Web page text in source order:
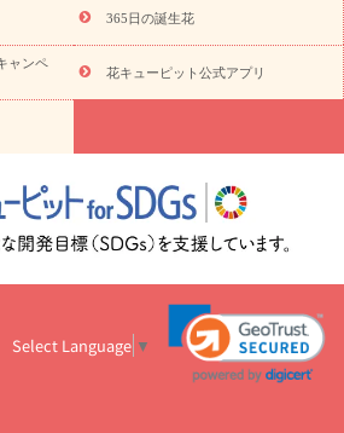
トルコキキョウ
円～ お祝い・4000円～
お祝い・
円～ お祝い・ 10000円～
お供え・お
いのマナー
お祝いを贈るときのマナー・
のお祝いコラム一覧
誕生日のお花を「色
結婚祝いの予算相場
出産祝いお役立ち情
ラム お祝い花のマナー総まとめ
職
花の正解は？
開店祝いの花 選び方ガイ
365日の誕生花
ャンペ
花キューピット公式アプリ
Select Language ▼